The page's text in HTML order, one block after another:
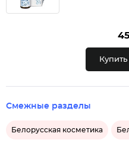
Смежные разделы
Белорусская косметика